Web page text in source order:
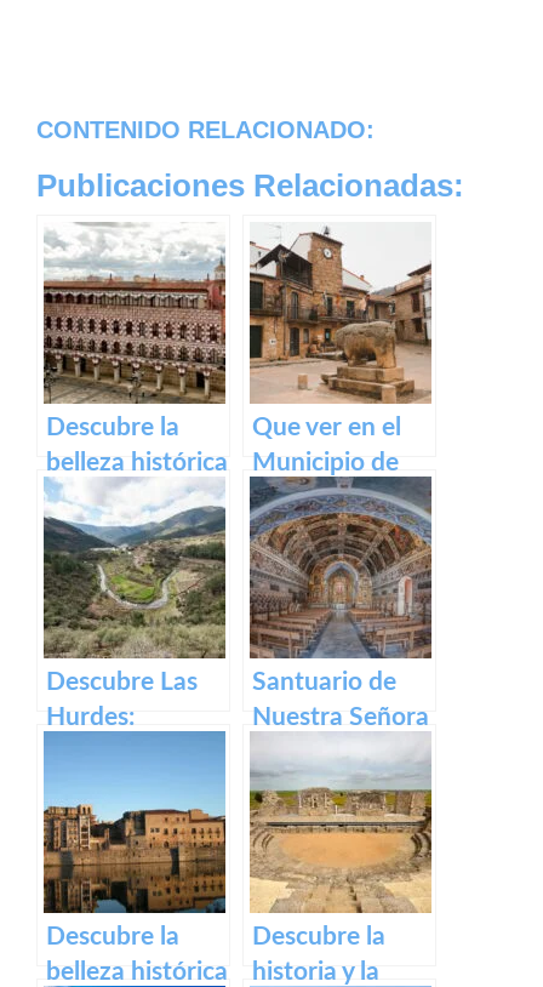
CONTENIDO RELACIONADO:
Publicaciones Relacionadas:
Descubre la
belleza histórica
y cultural de
Plaza Alta de
Badajoz
Que ver en el
Municipio de
Segura de Toro
en caceres
Descubre Las
Hurdes:
rincones
ocultos en
Cáceres
Santuario de
Nuestra Señora
Historia,
devoción y
turismo en
España
Descubre la
belleza histórica
Descubre la
historia y la